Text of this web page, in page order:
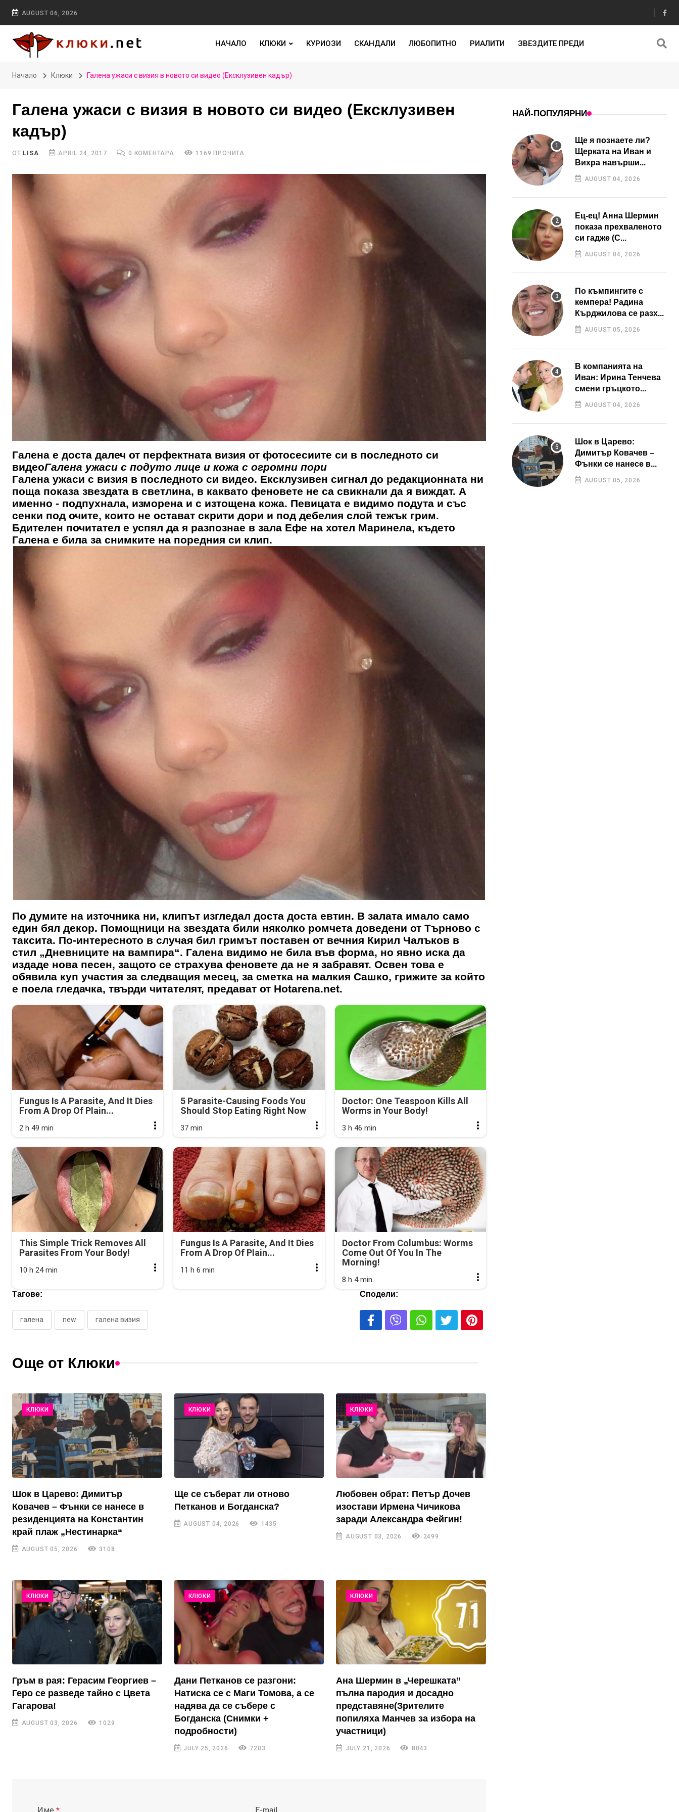
AUGUST 06, 2026
НАЧАЛО КЛЮКИ КУРИОЗИ СКАНДАЛИ ЛЮБОПИТНО РИАЛИТИ ЗВЕЗДИТЕ ПРЕДИ
Начало Клюки Галена ужаси с визия в новото си видео (Ексклузивен кадър)
Галена ужаси с визия в новото си видео (Ексклузивен
кадър)
ОТ LISA APRIL 24, 2017 0 КОМЕНТАРА 1169 ПРОЧИТА
Галена е доста далеч от перфектната визия от фотосесиите си в последното си
видеоГалена ужаси с подуто лице и кожа с огромни пори
Галена ужаси с визия в последното си видео. Ексклузивен сигнал до редакционната ни
поща показа звездата в светлина, в каквато феновете не са свикнали да я виждат. А
именно - подпухнала, изморена и с изтощена кожа. Певицата е видимо подута и със
сенки под очите, които не остават скрити дори и под дебелия слой тежък грим.
Бдителен почитател е успял да я разпознае в зала Ефе на хотел Маринела, където
Галена е била за снимките на поредния си клип.
По думите на източника ни, клипът изгледал доста доста евтин. В залата имало само
един бял декор. Помощници на звездата били няколко ромчета доведени от Търново с
таксита. По-интересното в случая бил гримът поставен от вечния Кирил Чалъков в
стил „Дневниците на вампира“. Галена видимо не била във форма, но явно иска да
издаде нова песен, защото се страхува феновете да не я забравят. Освен това е
обявила куп участия за следващия месец, за сметка на малкия Сашко, грижите за който
е поела гледачка, твърди читателят, предават от Hotarena.net.
Fungus Is A Parasite, And It Dies
From A Drop Of Plain...
2 h 49 min
5 Parasite-Causing Foods You
Should Stop Eating Right Now
37 min
Doctor: One Teaspoon Kills All
Worms in Your Body!
3 h 46 min
This Simple Trick Removes All
Parasites From Your Body!
10 h 24 min
Fungus Is A Parasite, And It Dies
From A Drop Of Plain...
11 h 6 min
Doctor From Columbus: Worms
Come Out Of You In The
Morning!
8 h 4 min
Тагове:
галена new галена визия
Сподели:
Още от Клюки
КЛЮКИ
Шок в Царево: Димитър
Ковачев – Фънки се нанесе в
резиденцията на Константин
край плаж „Нестинарка“
AUGUST 05, 2026 3108
КЛЮКИ
Ще се съберат ли отново
Петканов и Богданска?
AUGUST 04, 2026 1435
КЛЮКИ
Любовен обрат: Петър Дочев
изостави Ирмена Чичикова
заради Александра Фейгин!
AUGUST 03, 2026 2499
КЛЮКИ
Гръм в рая: Герасим Георгиев –
Геро се разведе тайно с Цвета
Гагарова!
AUGUST 03, 2026 1029
КЛЮКИ
Дани Петканов се разгони:
Натиска се с Маги Томова, а се
надява да се събере с
Богданска (Снимки +
подробности)
JULY 25, 2026 7203
КЛЮКИ
Ана Шермин в „Черешката”
пълна пародия и досадно
представяне(Зрителите
попиляха Манчев за избора на
участници)
JULY 21, 2026 8043
НАЙ-ПОПУЛЯРНИ
Ще я познаете ли?
Щерката на Иван и
Вихра навърши...
AUGUST 04, 2026
Ец-ец! Анна Шермин
показа прехваленото
си гадже (С...
AUGUST 04, 2026
По къмпингите с
кемпера! Радина
Кърджилова се разх...
AUGUST 05, 2026
В компанията на
Иван: Ирина Тенчева
смени гръцкото...
AUGUST 04, 2026
Шок в Царево:
Димитър Ковачев –
Фънки се нанесе в...
AUGUST 05, 2026